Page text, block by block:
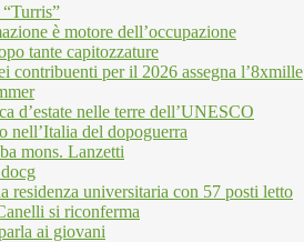
è motore dell’occupazione
tante capitozzature
contribuenti per il 2026 assegna l’8xmille
d’estate nelle terre dell’UNESCO
nell’Italia del dopoguerra
mons. Lanzetti
residenza universitaria con 57 posti letto
si riconferma
ai giovani